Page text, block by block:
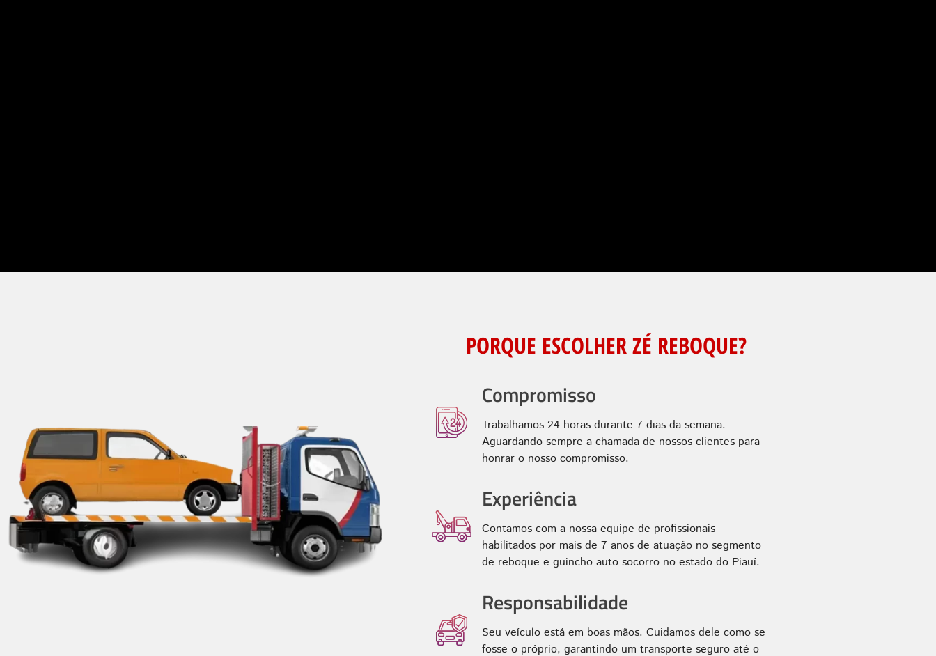
PORQUE ESCOLHER ZÉ REBOQUE?
Compromisso
Trabalhamos 24 horas durante 7 dias da semana.
Aguardando sempre a chamada de nossos clientes para
honrar o nosso compromisso.
Experiência
Contamos com a nossa equipe de profissionais
habilitados por mais de 7 anos de atuação no segmento
de reboque e guincho auto socorro no estado do Piauí.
Responsabilidade
Seu veículo está em boas mãos. Cuidamos dele como se
fosse o próprio, garantindo um transporte seguro até o